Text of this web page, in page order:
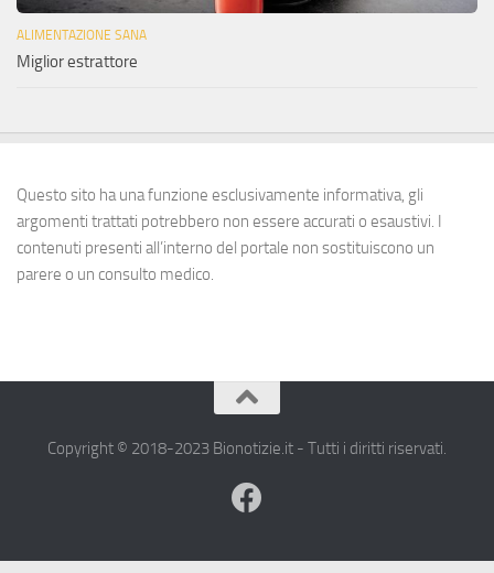
ALIMENTAZIONE SANA
Miglior estrattore
Questo sito ha una funzione esclusivamente informativa, gli
argomenti trattati potrebbero non essere accurati o esaustivi. I
contenuti presenti all’interno del portale non sostituiscono un
parere o un consulto medico.
Copyright © 2018-2023 Bionotizie.it - Tutti i diritti riservati.